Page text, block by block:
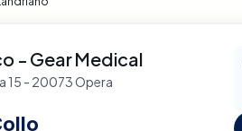
- Gear Medical
15 - 20073 Opera